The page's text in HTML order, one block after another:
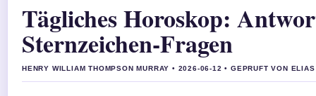
Tägliches Horoskop:
Sternzeichen-Fragen
HENRY WILLIAM THOMPSON MURRAY • 2026-06-12 • GEPRUFT VON ELIAS